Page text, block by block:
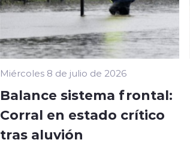
Miércoles 8 de julio de 2026
Balance sistema frontal:
Corral en estado crítico
tras aluvión